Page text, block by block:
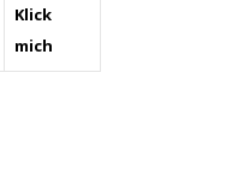
Klick
mich